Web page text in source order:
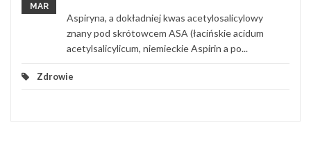
MAR
Aspiryna, a dokładniej kwas acetylosalicylowy
znany pod skrótowcem ASA (łacińskie acidum
acetylsalicylicum, niemieckie Aspirin a po...
Zdrowie